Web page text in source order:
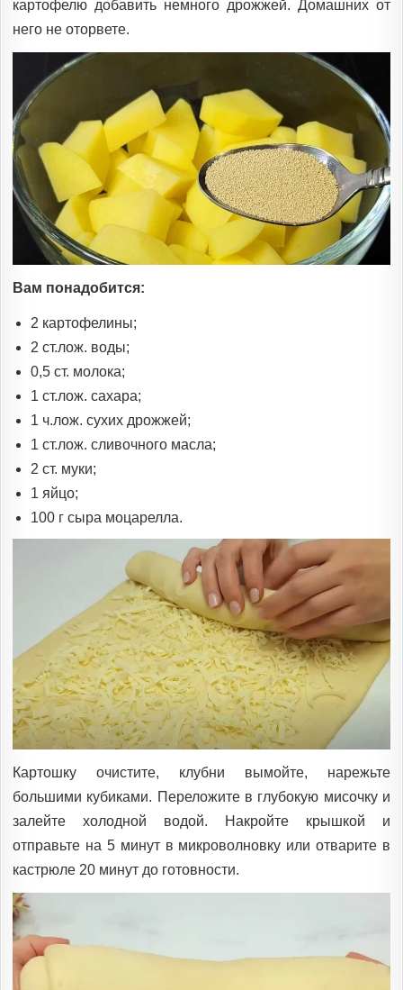
картофелю добавить немного дрожжей. Домашних от
него не оторвете.
Вам понадобится:
2 картофелины;
2 ст.лож. воды;
0,5 ст. молока;
1 ст.лож. сахара;
1 ч.лож. сухих дрожжей;
1 ст.лож. сливочного масла;
2 ст. муки;
1 яйцо;
100 г сыра моцарелла.
Картошку очистите, клубни вымойте, нарежьте
большими кубиками. Переложите в глубокую мисочку и
залейте холодной водой. Накройте крышкой и
отправьте на 5 минут в микроволновку или отварите в
кастрюле 20 минут до готовности.